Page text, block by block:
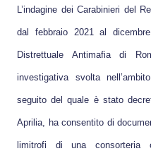
L’indagine dei Carabinieri del
dal febbraio 2021 al
Distrettuale Antimafia di
investigativa svolta
seguito del quale è stato
Aprilia, ha consentito di
limitrofi di una consorteria